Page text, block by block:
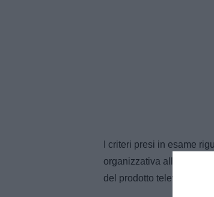
I criteri presi in esame
organizzativa alle
del prodotto televisivo, le